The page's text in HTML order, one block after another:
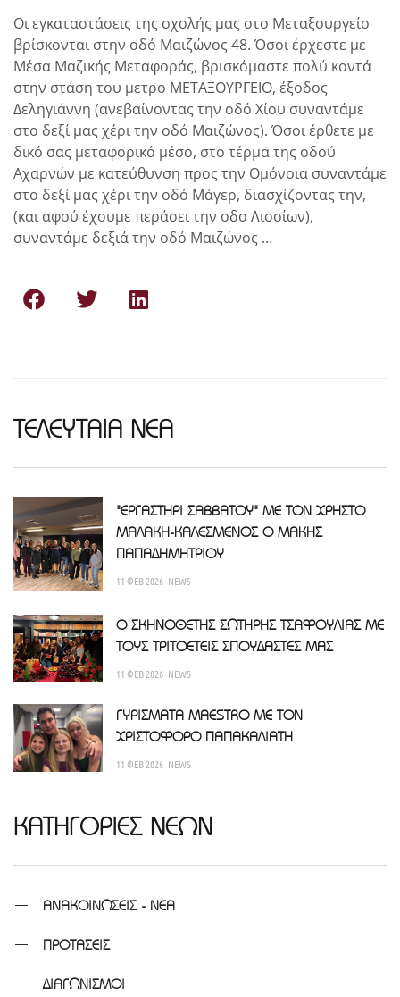
Οι εγκαταστάσεις της σχολής μας στο Μεταξουργείο
βρίσκονται στην οδό Μαιζώνος 48. Όσοι έρχεστε με
Μέσα Μαζικής Μεταφοράς, βρισκόμαστε πολύ κοντά
στην στάση του μετρο ΜΕΤΑΞΟΥΡΓΕΙΟ, έξοδος
Δεληγιάννη (ανεβαίνοντας την οδό Χίου συναντάμε
στο δεξί μας χέρι την οδό Μαιζώνος). Όσοι έρθετε με
δικό σας μεταφορικό μέσο, στο τέρμα της οδού
Αχαρνών με κατεύθυνση προς την Ομόνοια συναντάμε
στο δεξί μας χέρι την οδό Μάγερ, διασχίζοντας την,
(και αφού έχουμε περάσει την οδο Λιοσίων),
συναντάμε δεξιά την οδό Μαιζώνος …
ΤΕΛΕΥΤΑΙΑ ΝΕΑ
"ΕΡΓΑΣΤΗΡΙ ΣΑΒΒΑΤΟΥ" ΜΕ ΤΟΝ ΧΡΗΣΤΟ
ΜΑΛΑΚΗ-ΚΑΛΕΣΜΕΝΟΣ Ο ΜΑΚΗΣ
ΠΑΠΑΔΗΜΗΤΡΙΟΥ
11 ΦΕΒ 2026 NEWS
Ο ΣΚΗΝΟΘΕΤΗΣ ΣΩΤΗΡΗΣ ΤΣΑΦΟΥΛΙΑΣ ΜΕ
ΤΟΥΣ ΤΡΙΤΟΕΤΕΙΣ ΣΠΟΥΔΑΣΤΕΣ ΜΑΣ
11 ΦΕΒ 2026 NEWS
ΓΥΡΙΣΜΑΤΑ MAESTRO ΜΕ ΤΟΝ
ΧΡΙΣΤΟΦΟΡΟ ΠΑΠΑΚΑΛΙΑΤΗ
11 ΦΕΒ 2026 NEWS
ΚΑΤΗΓΟΡΙΕΣ ΝΕΩΝ
ΑΝΑΚΟΙΝΩΣΕΙΣ - ΝΕΑ
ΠΡΟΤΑΣΕΙΣ
ΔΙΑΓΩΝΙΣΜΟΙ